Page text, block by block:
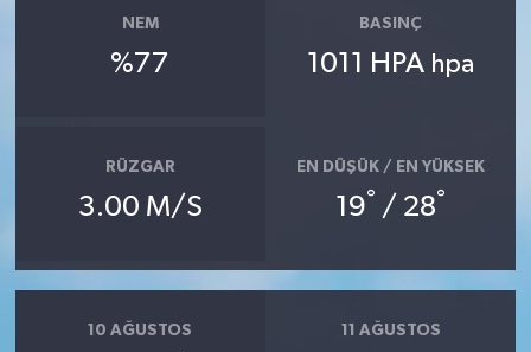
NEM
%77
BASINÇ
1011 HPA hpa
RÜZGAR
3.00 M/S
EN DÜŞÜK / EN YÜKSEK
19° / 28°
10 AĞUSTOS 11 AĞUSTOS